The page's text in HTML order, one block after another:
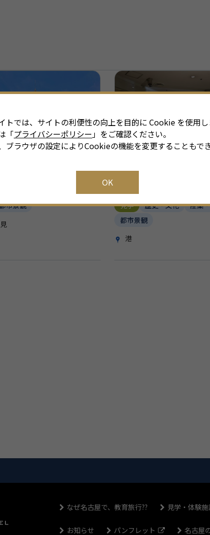
MIRAI TOWER
市景観
見学 歴史・文化
産業
都市景観
港
なぜ名古屋で、教育旅行?? 見学・体験
お知らせ パンフレット 名古屋
トでは、サイトの利便性の向上を目的に Cookie を使用し
「プライバシーポリシー 」をご確認ください。
ブラウザの設定によりCookieの機能を変更することもで
OK